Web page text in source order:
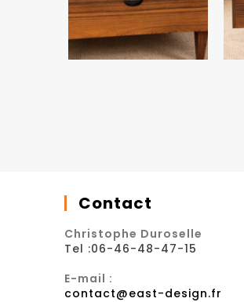
Contact
Christophe Duroselle
Tel :06-46-48-47-15
E-mail :
contact@east-design.fr